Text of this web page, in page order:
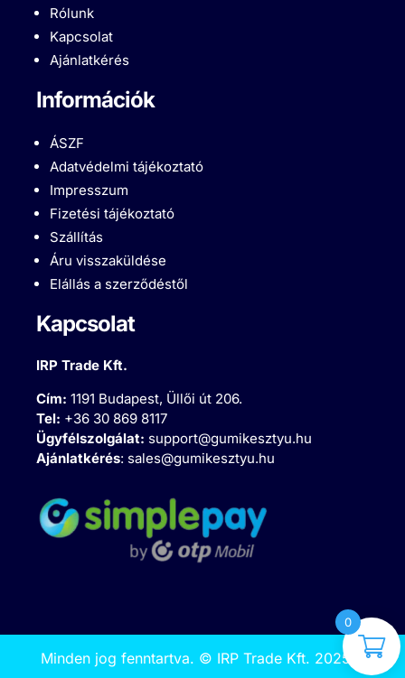
Rólunk
Kapcsolat
Ajánlatkérés
Információk
ÁSZF
Adatvédelmi tájékoztató
Impresszum
Fizetési tájékoztató
Szállítás
Áru visszaküldése
Elállás a szerződéstől
Kapcsolat
IRP Trade Kft.
Cím:1191 Budapest, Üllői út 206.
Tel: +36 30 869 8117
Ügyfélszolgálat: support@gumikesztyu.hu
Ajánlatkérés: sales@gumikesztyu.hu
Minden jog fenntartva. © IRP Trade Kft. 2025
0